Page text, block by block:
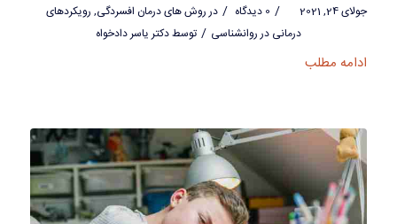
جولای 24, 2021 / 0 دیدگاه / در روش های درمان افسردگی, رویکردهای
درمانی در روانشناسی / توسطدکتر یاسر دادخواه
ادامه مطلب